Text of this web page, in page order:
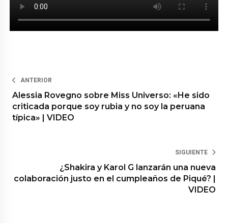
ANTERIOR
Alessia Rovegno sobre Miss Universo: «He sido
criticada porque soy rubia y no soy la peruana
típica» | VIDEO
SIGUIENTE
¿Shakira y Karol G lanzarán una nueva
colaboración justo en el cumpleaños de Piqué? |
VIDEO